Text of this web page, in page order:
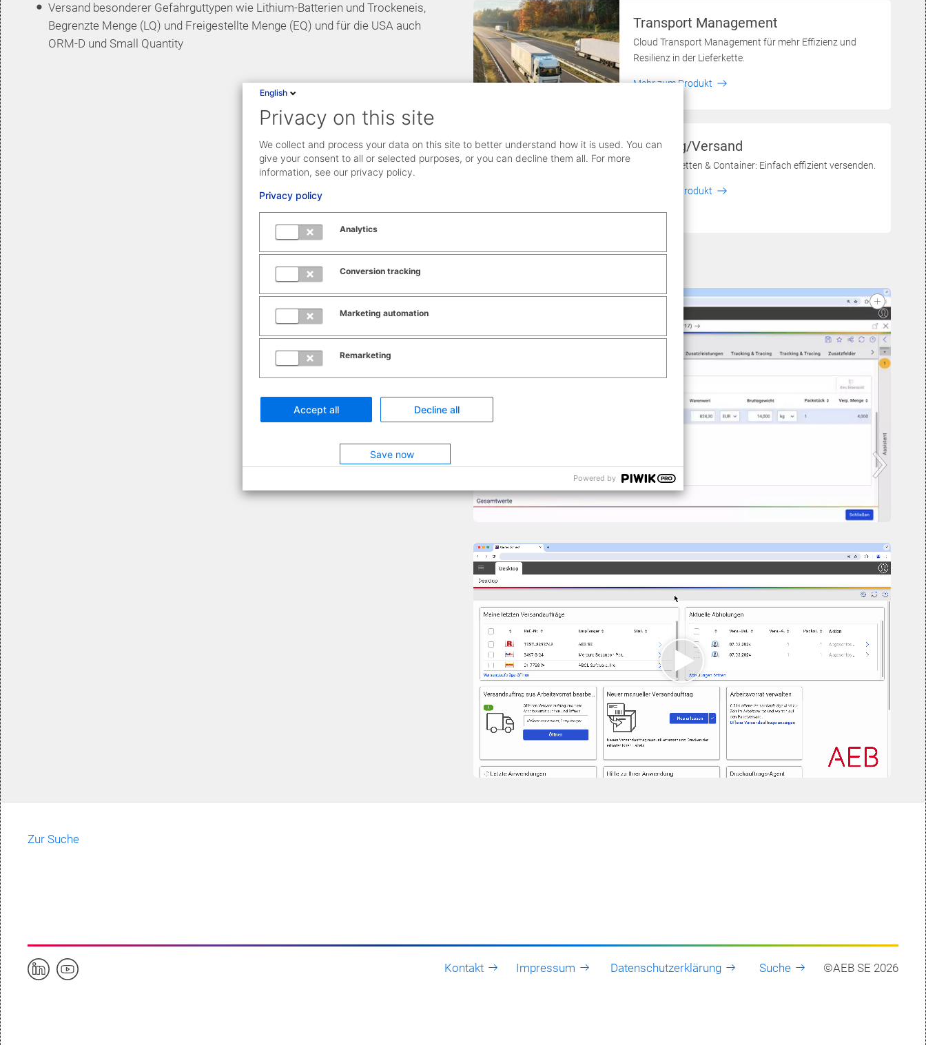
Versand besonderer Gefahrguttypen wie Lithium-Batterien und Trockeneis,
Begrenzte Menge (LQ) und Freigestellte Menge (EQ) und für die USA auch
ORM-D und Small Quantity
Transport Management
Cloud Transport Management für mehr Effizienz und
Resilienz in der Lieferkette.
Mehr zum Produkt
Shipping/Versand
Pakete, Paletten & Container: Einfach effizient versenden.
Mehr zum Produkt
Zur Suche
Kontakt Impressum Datenschutzerklärung Suche ©AEB SE 2026
English
Privacy on this site
We collect and process your data on this site to better understand how it is used. You can
give your consent to all or selected purposes, or you can decline them all. For more
information, see our privacy policy.
Privacy policy
Analytics
Conversion tracking
Marketing automation
Remarketing
Accept all Decline all
Save now
Powered by